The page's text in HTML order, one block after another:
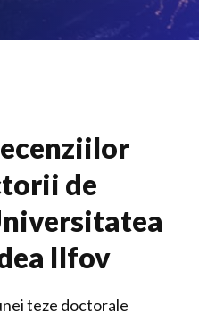
de
Ilfov
teze doctorale